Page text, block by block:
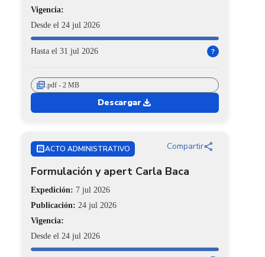
Vigencia:
Desde el 24 jul 2026
Hasta el 31 jul 2026 ?
picture_as_pdf.pdf - 2 MB
Descargar download
ARTICLEACTO ADMINISTRATIVO Compartirshare
Formulación y apert Carla Baca
Expedición: 7 jul 2026
Publicación: 24 jul 2026
Vigencia:
Desde el 24 jul 2026